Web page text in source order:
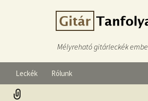
Mélyreható gitárleckék
Leckék Rólunk